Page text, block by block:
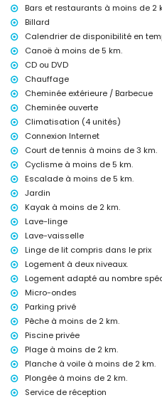
ville la plus proche : Jávea (à
rivière ou bord de mer le plus
de 2 kilomètres de la villa)
plage la plus proche : El Arenal,
villa)
port le plus proche : Canal de la
la villa)
parc le plus proche : Parque
de la villa)
aéroport le plus proche : Alicante
deuxième aéroport le plus proche
animaux domestiques admis
L'hébergement est très adapté
Équipements et services inclus
internet (WiFi)
fer et planche à repasser
linge de lit et serviettes
service de réception et service
billard et ping-pong
chauffage central et climatisation
Équipements et services avec
lit supplémentaire et lits/couffins
Divertissements et activités de
Costa Blanca
cinéma, théâtre, discothèque,
moins de 5 kilomètres de la
Sites et culture à Jávea, Costa
Bars et restaurants à moins de 2
Billard
Calendrier de disponibilité en
Canoë à moins de 5 km.
CD ou DVD
Chauffage
Cheminée extérieure / Barbecue
Cheminée ouverte
Climatisation (4 unités)
Connexion Internet
Court de tennis à moins de 3 km.
Cyclisme à moins de 5 km.
Escalade à moins de 5 km.
Jardin
Kayak à moins de 2 km.
Lave-linge
Lave-vaisselle
Linge de lit compris dans le prix
Logement à deux niveaux.
Logement adapté au nombre
Micro-ondes
Parking privé
Pêche à moins de 2 km.
Piscine privée
Plage à moins de 2 km.
Planche à voile à moins de 2 km.
Plongée à moins de 2 km.
Service de réception